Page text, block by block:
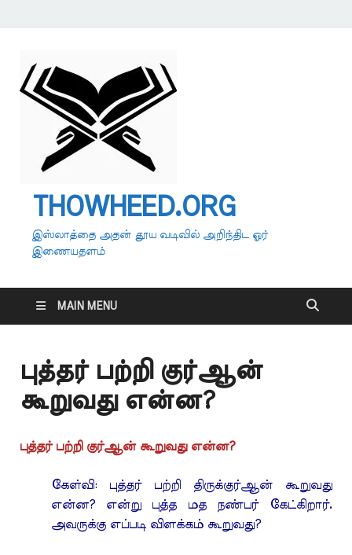
THOWHEED.ORG
இஸ்லாத்தை அதன் தூய வடிவில் அறிந்திட ஓர்
இணையதளம்
MAIN MENU
புத்தர் பற்றி குர்ஆன்
கூறுவது என்ன?
புத்தர் பற்றி குர்ஆன் கூறுவது என்ன?
கேள்வி: புத்தர் பற்றி திருக்குர்ஆன் கூறுவது
என்ன? என்று புத்த மத நண்பர் கேட்கிறார்.
அவருக்கு எப்படி விளக்கம் கூறுவது?